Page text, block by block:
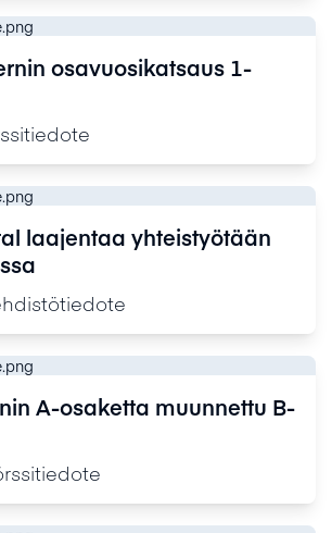
osavuosikatsaus 1-
laajentaa yhteistyötään
A-osaketta muunnettu B-